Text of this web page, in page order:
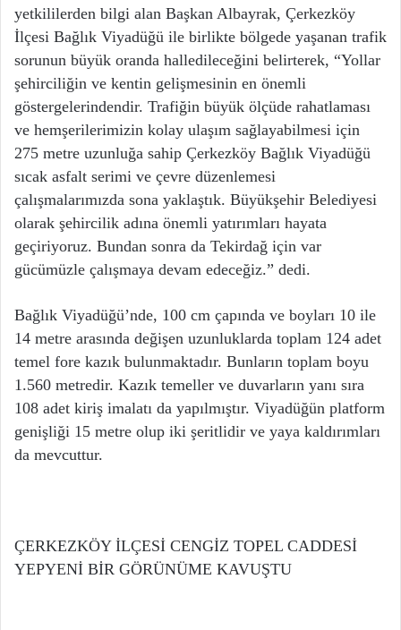
yetkililerden bilgi alan Başkan Albayrak, Çerkezköy
İlçesi Bağlık Viyadüğü ile birlikte bölgede yaşanan trafik
sorunun büyük oranda halledileceğini belirterek, “Yollar
şehirciliğin ve kentin gelişmesinin en önemli
göstergelerindendir. Trafiğin büyük ölçüde rahatlaması
ve hemşerilerimizin kolay ulaşım sağlayabilmesi için
275 metre uzunluğa sahip Çerkezköy Bağlık Viyadüğü
sıcak asfalt serimi ve çevre düzenlemesi
çalışmalarımızda sona yaklaştık. Büyükşehir Belediyesi
olarak şehircilik adına önemli yatırımları hayata
geçiriyoruz. Bundan sonra da Tekirdağ için var
gücümüzle çalışmaya devam edeceğiz.” dedi.
Bağlık Viyadüğü’nde, 100 cm çapında ve boyları 10 ile
14 metre arasında değişen uzunluklarda toplam 124 adet
temel fore kazık bulunmaktadır. Bunların toplam boyu
1.560 metredir. Kazık temeller ve duvarların yanı sıra
108 adet kiriş imalatı da yapılmıştır. Viyadüğün platform
genişliği 15 metre olup iki şeritlidir ve yaya kaldırımları
da mevcuttur.
ÇERKEZKÖY İLÇESİ CENGİZ TOPEL CADDESİ
YEPYENİ BİR GÖRÜNÜME KAVUŞTU